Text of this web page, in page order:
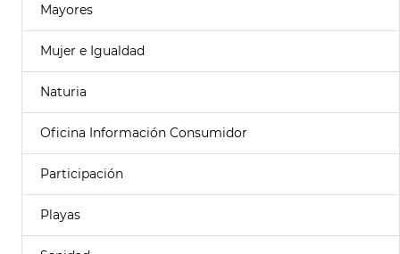
Mayores
Mujer e Igualdad
Naturia
Oficina Información Consumidor
Participación
Playas